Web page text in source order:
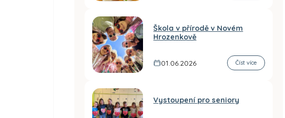
Škola v přírodě v Novém
Hrozenkově
01.06.2026 Číst více
Vystoupení pro seniory